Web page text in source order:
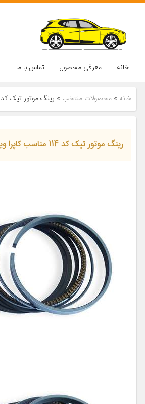
خانه معرفی محصول تماس با ما
خانه » محصولات منتخب » رینگ موتور تیک کد 114 مناسب کاپرا وینگل
رینگ موتور تیک کد 114 مناسب کاپرا وینگل